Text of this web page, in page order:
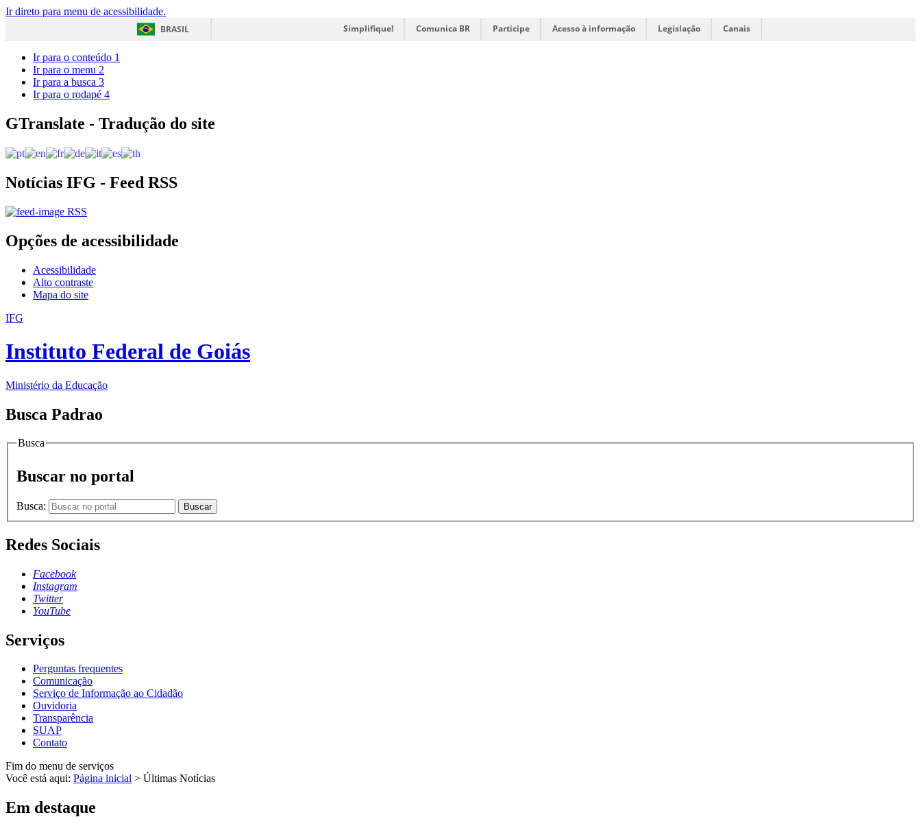
Ir direto para menu de acessibilidade.
BRASIL
Simplifique! Comunica BR Participe Acesso à informação Legislação Canais
Ir para o conteúdo 1
Ir para o menu 2
Ir para a busca 3
Ir para o rodapé 4
GTranslate - Tradução do site
Notícias IFG - Feed RSS
RSS
Opções de acessibilidade
Acessibilidade
Alto contraste
Mapa do site
IFG
Instituto Federal de Goiás
Ministério da Educação
Busca Padrao
Busca
Buscar no portal
Busca: Buscar
Redes Sociais
Facebook
Instagram
Twitter
YouTube
Serviços
Perguntas frequentes
Comunicação
Serviço de Informação ao Cidadão
Ouvidoria
Transparência
SUAP
Contato
Fim do menu de serviços
Você está aqui: Página inicial > Últimas Notícias
Em destaque